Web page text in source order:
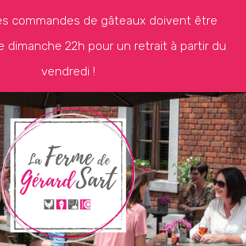
commandes de gâteaux doivent être
dimanche 22h pour un retrait à partir du
vendredi !